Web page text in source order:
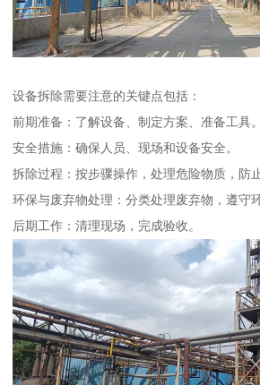
设备拆除需要注意的关键点包括：
前期准备：了解设备、制定方案、准备工具。
安全措施：确保人员、现场和设备安全。
拆除过程：按步骤操作，处理危险物质，防
环保与废弃物处理：分类处理废弃物，遵守
后期工作：清理现场，完成验收。